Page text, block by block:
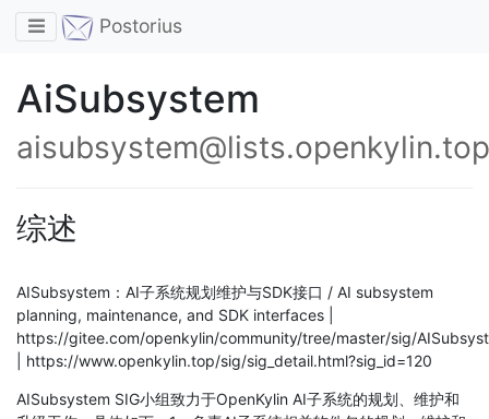
Toggle navigation
Postorius
AiSubsystem
aisubsystem@lists.openkylin.top
综述
AISubsystem：AI子系统规划维护与SDK接口 / AI subsystem
planning, maintenance, and SDK interfaces |
https://gitee.com/openkylin/community/tree/master/sig/
| https://www.openkylin.top/sig/sig_detail.html?sig_id=120
AISubsystem SIG小组致力于OpenKylin AI子系统的规划、维护和